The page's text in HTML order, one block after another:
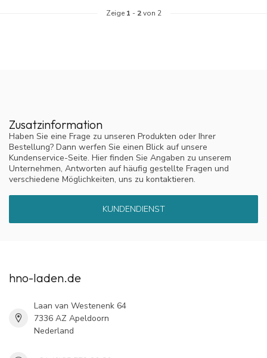
Zeige 1 - 2von 2
Zusatzinformation
Haben Sie eine Frage zu unseren Produkten oder Ihrer
Bestellung? Dann werfen Sie einen Blick auf unsere
Kundenservice-Seite. Hier finden Sie Angaben zu unserem
Unternehmen, Antworten auf häufig gestellte Fragen und
verschiedene Möglichkeiten, uns zu kontaktieren.
KUNDENDIENST
hno-laden.de
Laan van Westenenk 64
7336 AZ Apeldoorn
Nederland